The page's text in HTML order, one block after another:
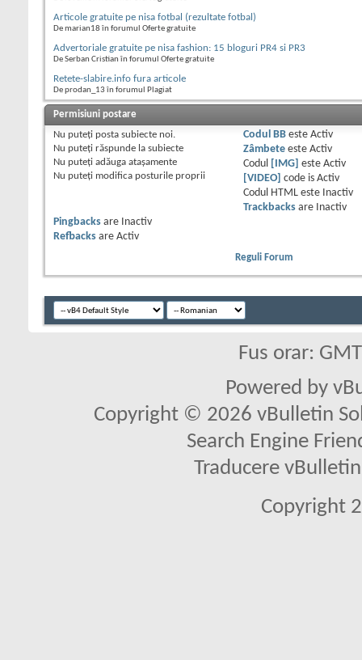
Articole gratuite pe nisa fotbal (rezultate fotbal)
De marian18 în forumul Oferte gratuite
Advertoriale gratuite pe nisa fashion: 15 bloguri PR4 si PR3
De Serban Cristian în forumul Oferte gratuite
Retete-slabire.info fura articole
De prodan_13 în forumul Plagiat
Permisiuni postare
Nu puteţi posta subiecte noi.
Nu puteţi răspunde la subiecte
Nu puteţi adăuga ataşamente
Nu puteţi modifica posturile proprii
Codul BBeste Activ
Zâmbeteeste Activ
Codul
[IMG] este Activ
[VIDEO] code is Activ
Codul HTML este
Inactiv
Trackbacksare
Inactiv
Pingbacks are
Inactiv
Refbacks are Activ
Reguli Forum
Fus orar:
Powered by
Copyright © 2026 vBulletin
Search Engine
Traducere
Copyright